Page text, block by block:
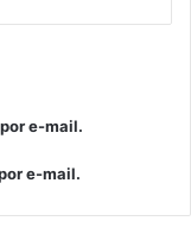
0800-400-
a sexta-
entrar no site
denuncias
e-mail.
e-mail.